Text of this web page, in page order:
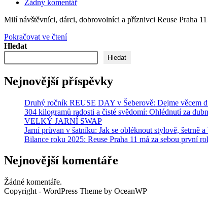
příspěvku
Žádný komentář
Milí návštěvníci, dárci, dobrovolníci a příznivci Reuse Praha
Pokračovat ve čtení🥳
za
úžasný
2025
Reuse
Praha
11!
🎁
Hledat
Hledat
Nejnovější příspěvky
Druhý ročník REUSE DAY v Šeberově: Dejme věcem
304 kilogramů radosti a čisté svědomí: Ohlédnutí za
VELKÝ JARNÍ SWAP
Jarní průvan v šatníku: Jak se obléknout stylově, šetrně
Bilance roku 2025: Reuse Praha 11 má za sebou první
Nejnovější komentáře
Žádné komentáře.
Copyright - WordPress Theme by OceanWP